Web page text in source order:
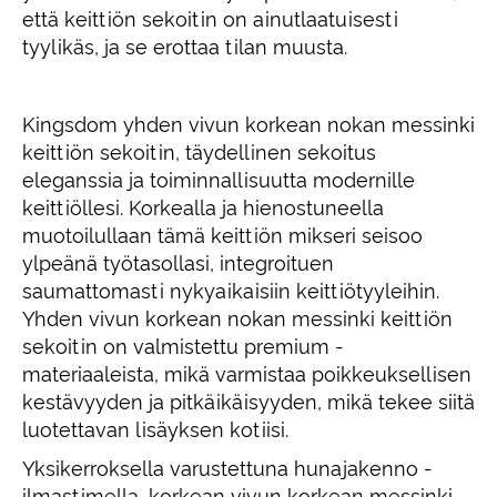
että keittiön sekoitin on ainutlaatuisesti
tyylikäs, ja se erottaa tilan muusta.
Kingsdom yhden vivun korkean nokan messinki
keittiön sekoitin, täydellinen sekoitus
eleganssia ja toiminnallisuutta modernille
keittiöllesi. Korkealla ja hienostuneella
muotoilullaan tämä keittiön mikseri seisoo
ylpeänä työtasollasi, integroituen
saumattomasti nykyaikaisiin keittiötyyleihin.
Yhden vivun korkean nokan messinki keittiön
sekoitin on valmistettu premium -
materiaaleista, mikä varmistaa poikkeuksellisen
kestävyyden ja pitkäikäisyyden, mikä tekee siitä
luotettavan lisäyksen kotiisi.
Yksikerroksella varustettuna hunajakenno -